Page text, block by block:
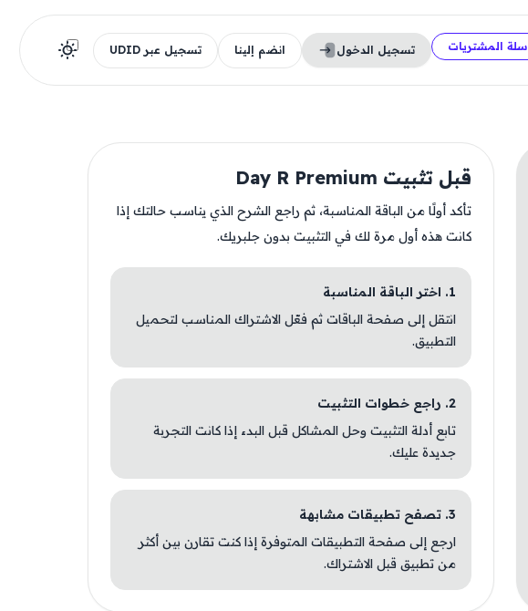
سلة المشتريات تسجيل الدخول انضم إلينا تسجيل عبر UDID
قبل تثبيت Day R Premium
تأكد أولًا من الباقة المناسبة، ثم راجع الشرح الذي يناسب حالتك إذا
كانت هذه أول مرة لك في التثبيت بدون جلبريك.
1. اختر الباقة المناسبة
انتقل إلى صفحة الباقات ثم فعّل الاشتراك المناسب لتحميل
التطبيق.
2. راجع خطوات التثبيت
تابع أدلة التثبيت وحل المشاكل قبل البدء إذا كانت التجربة
جديدة عليك.
3. تصفح تطبيقات مشابهة
ارجع إلى صفحة التطبيقات المتوفرة إذا كنت تقارن بين أكثر
من تطبيق قبل الاشتراك.